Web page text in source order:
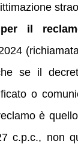
il
se il
o
è
c.p.c., non